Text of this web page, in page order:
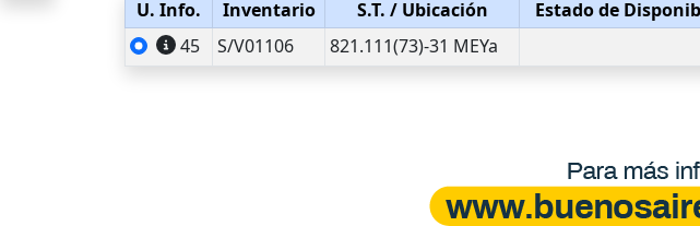
U. Info. Inventario S.T. / Ubicación Estado de
45
S/V01106 821.111(73)-31 MEYa